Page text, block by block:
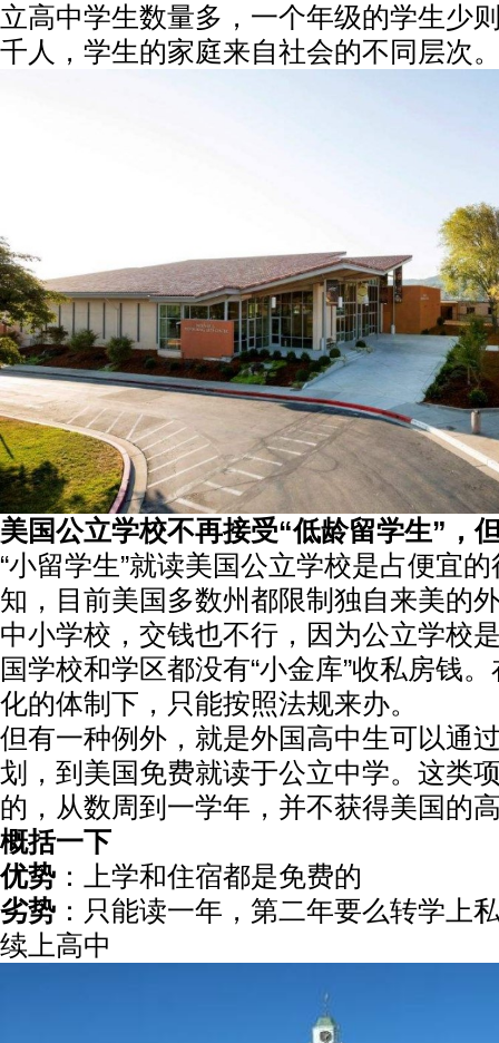
立高中学生数量多，一个年级的学生少
千人，学生的家庭来自社会的不同层次
美国公立学校不再接受“低龄留学生”，
“小留学生”就读美国公立学校是占便宜
知，目前美国多数州都限制独自来美的
中小学校，交钱也不行，因为公立学校
国学校和学区都没有“小金库”收私房钱
化的体制下，只能按照法规来办。
但有一种例外，就是外国高中生可以通
划，到美国免费就读于公立中学。这类
的，从数周到一学年，并不获得美国的
概括一下
优势 ：上学和住宿都是免费的
劣势 ：只能读一年，第二年要么转学上
续上高中